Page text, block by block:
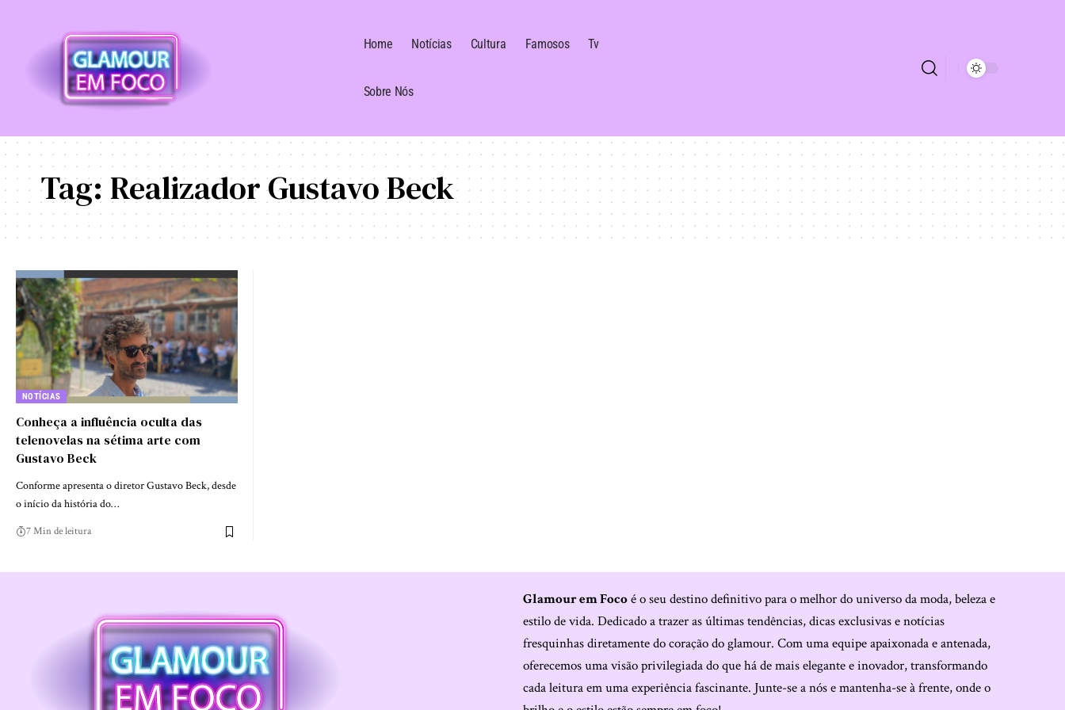
Home Notícias Cultura Famosos Tv
Sobre Nós
Tag: Realizador Gustavo Beck
NOTÍCIAS
Conheça a influência oculta das
telenovelas na sétima arte com
Gustavo Beck
Conforme apresenta o diretor Gustavo Beck, desde
o início da história do…
7 Min de leitura
Glamour em Focoé o seu destino definitivo para o melhor do universo da moda, beleza e
estilo de vida. Dedicado a trazer as últimas tendências, dicas exclusivas e notícias
fresquinhas diretamente do coração do glamour. Com uma equipe apaixonada e antenada,
oferecemos uma visão privilegiada do que há de mais elegante e inovador, transformando
cada leitura em uma experiência fascinante. Junte-se a nós e mantenha-se à frente, onde o